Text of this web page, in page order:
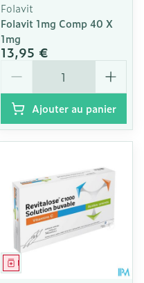
Folavit
Folavit 1mg Comp 40 X
1mg
13,95 €
Ajouter au panier
Médicament